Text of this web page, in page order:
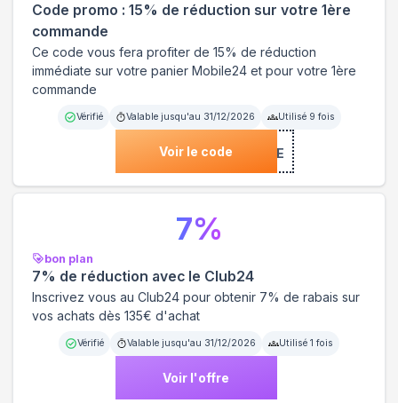
Code promo : 15% de réduction sur votre 1ère
commande
Ce code vous fera profiter de 15% de réduction
immédiate sur votre panier Mobile24 et pour votre 1ère
commande
Vérifié Valable jusqu'au 31/12/2026 Utilisé 9 fois
Voir le code
***BIENVENUE
bon plan
7% de réduction avec le Club24
Inscrivez vous au Club24 pour obtenir 7% de rabais sur
vos achats dès 135€ d'achat
Vérifié Valable jusqu'au 31/12/2026 Utilisé 1 fois
Voir l'offre
7%